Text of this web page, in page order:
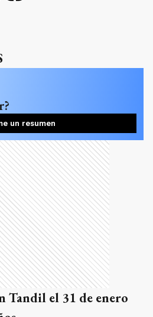
un resumen
Tandil el 31 de enero